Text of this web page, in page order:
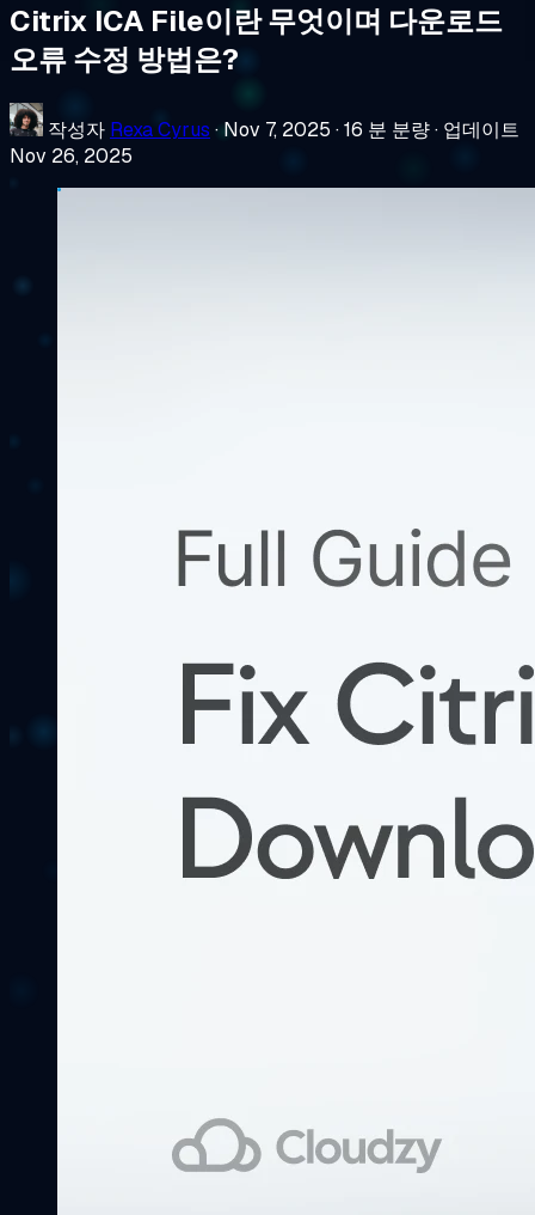
Citrix ICA File이란 무엇이며 다운로드
오류 수정 방법은?
작성자 Rexa Cyrus ·Nov 7, 2025 ·16 분 분량· 업데이트
Nov 26, 2025